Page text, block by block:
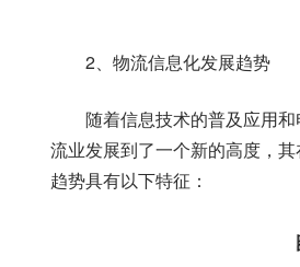
2、物流信息化发展趋势
随着信息技术的普及应用
流业发展到了一个新的高度，
趋势具有以下特征：